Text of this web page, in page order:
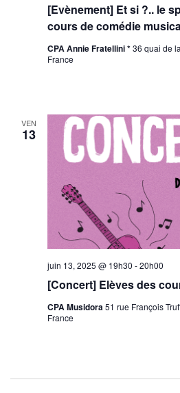
[Evènement] Et si ?.. le
cours de comédie
CPA Annie Fratellini *36 quai de
France
VEN
13
[Concert] Elèves des
juin 13, 2025 @ 19h30 -20h00
CPA Musidora51 rue François
France